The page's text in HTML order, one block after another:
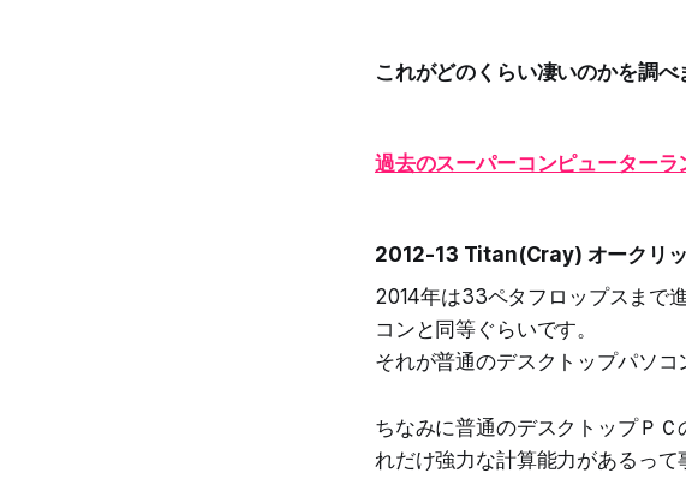
これがどのくらい凄いのかを調べ
過去のスーパーコンピューターラ
2012-13 Titan(Cray) オークリ
2014年は33ペタフロップスまで
コンと同等ぐらいです。
それが普通のデスクトップパソコ
ちなみに普通のデスクトップＰ
れだけ強力な計算能力があるって